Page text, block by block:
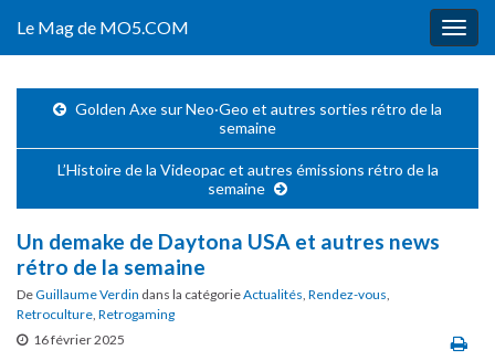
Le Mag de MO5.COM
Golden Axe sur Neo·Geo et autres sorties rétro de la
semaine
L’Histoire de la Videopac et autres émissions rétro de la
semaine
Un demake de Daytona USA et autres news
rétro de la semaine
DeGuillaume Verdin dans la catégorieActualités, Rendez-vous,
Retroculture, Retrogaming
16 février 2025